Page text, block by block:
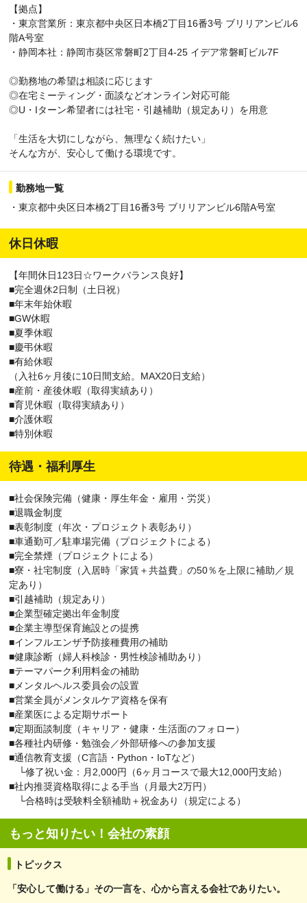
【拠点】
・東京営業所：東京都中央区日本橋2丁目16番3号 ブリリアンビル6
階A号室
・静岡本社：静岡市葵区常磐町2丁目4‐25 イデア常磐町ビル7F
◎勤務地の希望は相談に応じます
◎在宅ミーティング・面談などオンライン対応可能
◎U・Iターン希望者には社宅・引越補助（規定あり）を用意
「生活を大切にしながら、無理なく続けたい」
そんな方が、安心して働ける環境です。
勤務地一覧
・東京都中央区日本橋2丁目16番3号 ブリリアンビル6階A号室
休日休暇
【年間休日123日☆ワークバランス良好】
■完全週休2日制（土日祝）
■年末年始休暇
■GW休暇
■夏季休暇
■慶弔休暇
■有給休暇
（入社6ヶ月後に10日間支給。MAX20日支給）
■産前・産後休暇（取得実績あり）
■育児休暇（取得実績あり）
■介護休暇
■特別休暇
待遇・福利厚生
■社会保険完備（健康・厚生年金・雇用・労災）
■退職金制度
■表彰制度（年次・プロジェクト表彰あり）
■車通勤可／駐車場完備（プロジェクトによる）
■完全禁煙（プロジェクトによる）
■寮・社宅制度（入居時「家賃＋共益費」の50％を上限に補助／規
定あり）
■引越補助（規定あり）
■企業型確定拠出年金制度
■企業主導型保育施設との提携
■インフルエンザ予防接種費用の補助
■健康診断（婦人科検診・男性検診補助あり）
■テーマパーク利用料金の補助
■メンタルヘルス委員会の設置
■営業全員がメンタルケア資格を保有
■産業医による定期サポート
■定期面談制度（キャリア・健康・生活面のフォロー）
■各種社内研修・勉強会／外部研修への参加支援
■通信教育支援（C言語・Python・IoTなど）
└修了祝い金：月2,000円（6ヶ月コースで最大12,000円支給）
■社内推奨資格取得による手当（月最大2万円）
└合格時は受験料全額補助＋祝金あり（規定による）
もっと知りたい！会社の素顔
トピックス
「安心して働ける」その一言を、心から言える会社でありたい。